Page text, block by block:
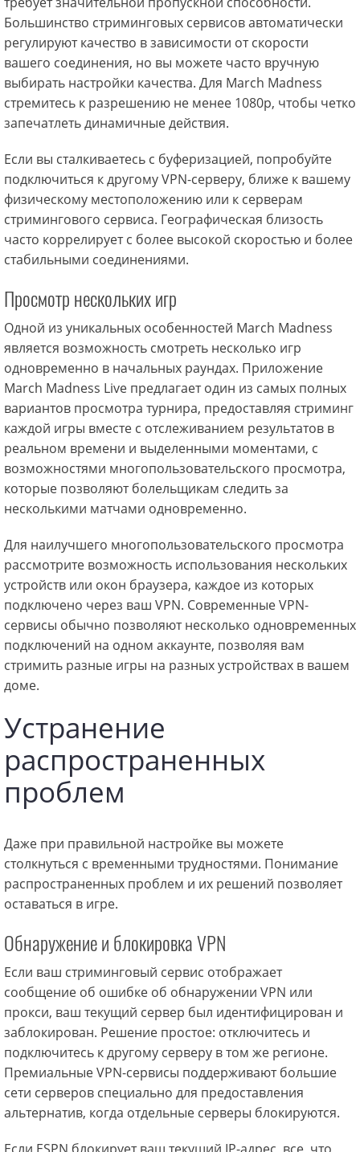
Большинство стриминговых сервисов автоматически
регулируют качество в зависимости от скорости
вашего соединения, но вы можете часто вручную
выбирать настройки качества. Для March Madness
стремитесь к разрешению не менее 1080p, чтобы четко
запечатлеть динамичные действия.
Если вы сталкиваетесь с буферизацией, попробуйте
подключиться к другому VPN-серверу, ближе к вашему
физическому местоположению или к серверам
стримингового сервиса. Географическая близость
часто коррелирует с более высокой скоростью и более
стабильными соединениями.
Просмотр нескольких игр
Одной из уникальных особенностей March Madness
является возможность смотреть несколько игр
одновременно в начальных раундах. Приложение
March Madness Live предлагает один из самых полных
вариантов просмотра турнира, предоставляя стриминг
каждой игры вместе с отслеживанием результатов в
реальном времени и выделенными моментами, с
возможностями многопользовательского просмотра,
которые позволяют болельщикам следить за
несколькими матчами одновременно.
Для наилучшего многопользовательского просмотра
рассмотрите возможность использования нескольких
устройств или окон браузера, каждое из которых
подключено через ваш VPN. Современные VPN-
сервисы обычно позволяют несколько одновременных
подключений на одном аккаунте, позволяя вам
стримить разные игры на разных устройствах в вашем
доме.
Устранение
распространенных
проблем
Даже при правильной настройке вы можете
столкнуться с временными трудностями. Понимание
распространенных проблем и их решений позволяет
оставаться в игре.
Обнаружение и блокировка VPN
Если ваш стриминговый сервис отображает
сообщение об ошибке об обнаружении VPN или
прокси, ваш текущий сервер был идентифицирован и
заблокирован. Решение простое: отключитесь и
подключитесь к другому серверу в том же регионе.
Премиальные VPN-сервисы поддерживают большие
сети серверов специально для предоставления
альтернатив, когда отдельные серверы блокируются.